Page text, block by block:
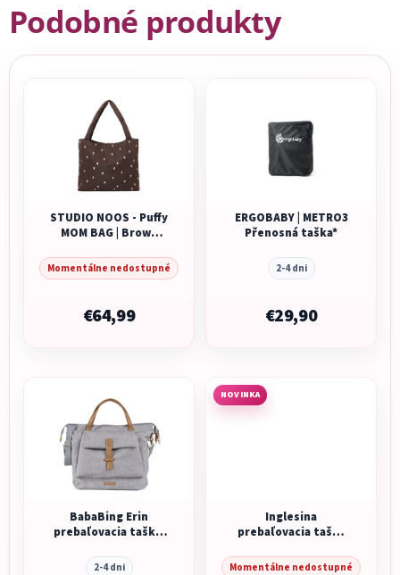
Podobné produkty
STUDIO NOOS - Puffy
MOM BAG | Brown
Momentálne nedostupné
€64,99
ERGOBABY | METRO3
Přenosná taška*
2-4 dni
€29,90
BabaBing Erin
prebaľovacia taška/
2-4 dni
NOVINKA
Inglesina
prebaľovacia taška
Marble Grey
Momentálne nedostupné